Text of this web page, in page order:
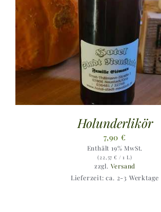
Holunderlikör
7,90€
Enthält 19% MwSt.
(22,57€ / 1 L)
zzgl. Versand
Lieferzeit: ca. 2-3 Werktage